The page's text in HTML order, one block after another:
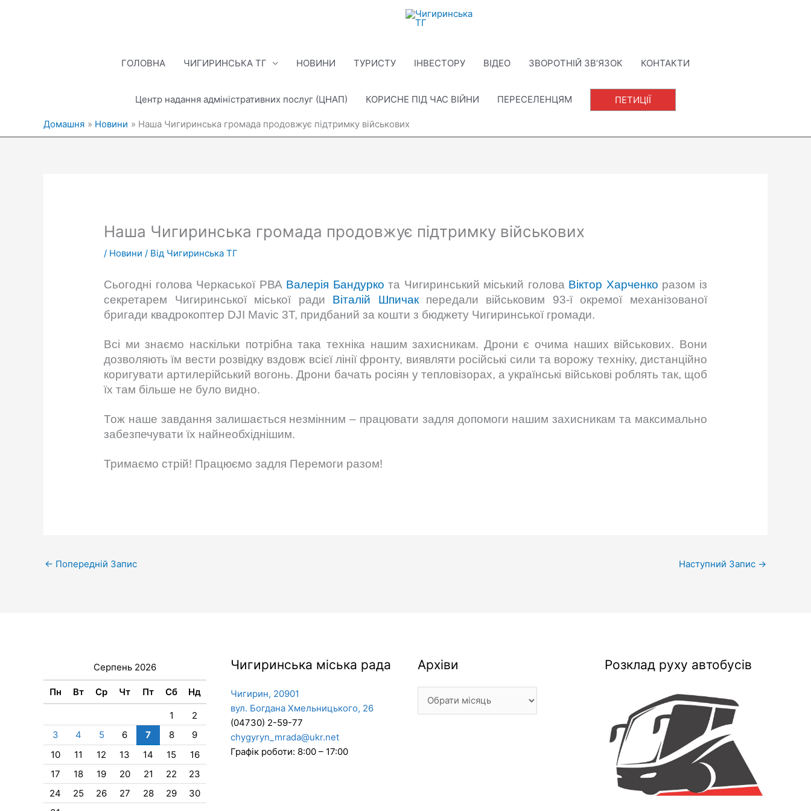
ГОЛОВНА ЧИГИРИНСЬКА ТГ НОВИНИ ТУРИСТУ ІНВЕСТОРУ ВІДЕО ЗВОРОТНІЙ ЗВ’ЯЗОК КОНТАКТИ
Центр надання адміністративних послуг (ЦНАП) КОРИСНЕ ПІД ЧАС ВІЙНИ ПЕРЕСЕЛЕНЦЯМ ПЕТИЦІЇ
Домашня Новини Наша Чигиринська громада продовжує підтримку військових
Наша Чигиринська громада продовжує підтримку військових
/ Новини / Від Чигиринська ТГ
Сьогодні голова Черкаської РВА Валерія Бандурко та Чигиринський міський голова Віктор Харченко разом із
секретарем Чигиринської міської ради Віталій Шпичакпередали військовим 93-ї окремої механізованої
бригади квадрокоптер DJI Mavic 3T, придбаний за кошти з бюджету Чигиринської громади.
Всі ми знаємо наскільки потрібна така техніка нашим захисникам. Дрони є очима наших військових. Вони
дозволяють їм вести розвідку вздовж всієї лінії фронту, виявляти російські сили та ворожу техніку, дистанційно
коригувати артилерійський вогонь. Дрони бачать росіян у тепловізорах, а українські військові роблять так, щоб
їх там більше не було видно.
Тож наше завдання залишається незмінним – працювати задля допомоги нашим захисникам та максимально
забезпечувати їх найнеобхіднішим.
Тримаємо стрій! Працюємо задля Перемоги разом!
← Попередній Запис Наступний Запис →
Серпень 2026
Пн Вт Ср Чт Пт Сб Нд
1
2
3
4 5 6 7 8
9
10
11 12 13 14 15
16
17
18 19 20 21 22
23
24
25 26 27 28 29
30
Чигиринська міська рада
Чигирин, 20901
вул. Богдана Хмельницького, 26
(04730) 2-59-77
chygyryn_mrada@ukr.net
Графік роботи: 8:00 – 17:00
Архіви
Архіви Розклад руху автобусів